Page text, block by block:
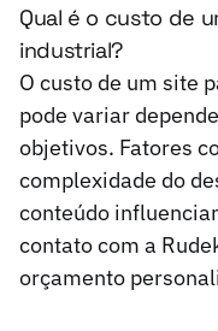
Qual é o custo de
industrial?
O custo de um site
pode variar
objetivos. Fatores
complexidade do
conteúdo
contato com a
orçamento